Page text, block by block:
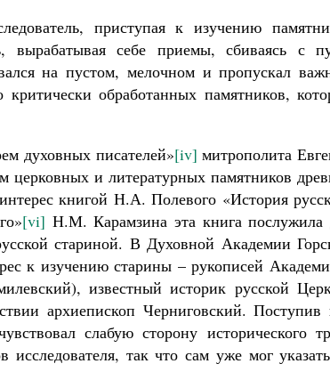
приступая к изучению
себе приемы, сбиваясь с
на пустом, мелочном и пропускал
обработанных памятников,
духовных писателей»[iv] митрополита
церковных и литературных памятников
книгой Н.А. Полевого «История
[vi] Н.М. Карамзина эта книга послужила
стариной. В Духовной Академии
к изучению старины – рукописей
известный историк русской
архиепископ Черниговский. Поступив
слабую сторону исторического
исследователя, так что сам уже мог